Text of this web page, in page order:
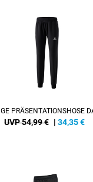
PRÄSENTATIONSHOSE
UVP 54,99 € | 34,35€